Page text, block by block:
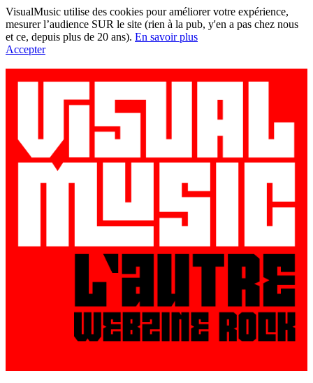
VisualMusic utilise des cookies pour améliorer votre expérience,
mesurer l’audience SUR le site (rien à la pub, y'en a pas chez nous
et ce, depuis plus de 20 ans). En savoir plus
Accepter